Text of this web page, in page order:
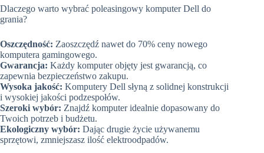
Dlaczego warto wybrać poleasingowy komputer Dell do
grania?
Oszczędność: Zaoszczędź nawet do 70% ceny nowego
komputera gamingowego.
Gwarancja: Każdy komputer objęty jest gwarancją, co
zapewnia bezpieczeństwo zakupu.
Wysoka jakość: Komputery Dell słyną z solidnej konstrukcji
i wysokiej jakości podzespołów.
Szeroki wybór: Znajdź komputer idealnie dopasowany do
Twoich potrzeb i budżetu.
Ekologiczny wybór: Dając drugie życie używanemu
sprzętowi, zmniejszasz ilość elektroodpadów.